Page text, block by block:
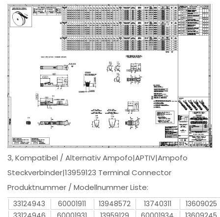
3, Kompatibel / Alternativ Ampofo|APTIV|Ampofo
Steckverbinder|13959123 Terminal Connector
Produktnummer / Modellnummer Liste:
33124943 60001911 13948572 13740311
13609025